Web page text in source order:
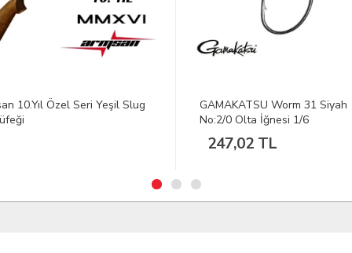
Worm 31 Siyah
Olta İğnesi 1/6
Toma Siyah Sarsılmaz Silah
10.17 Dolar